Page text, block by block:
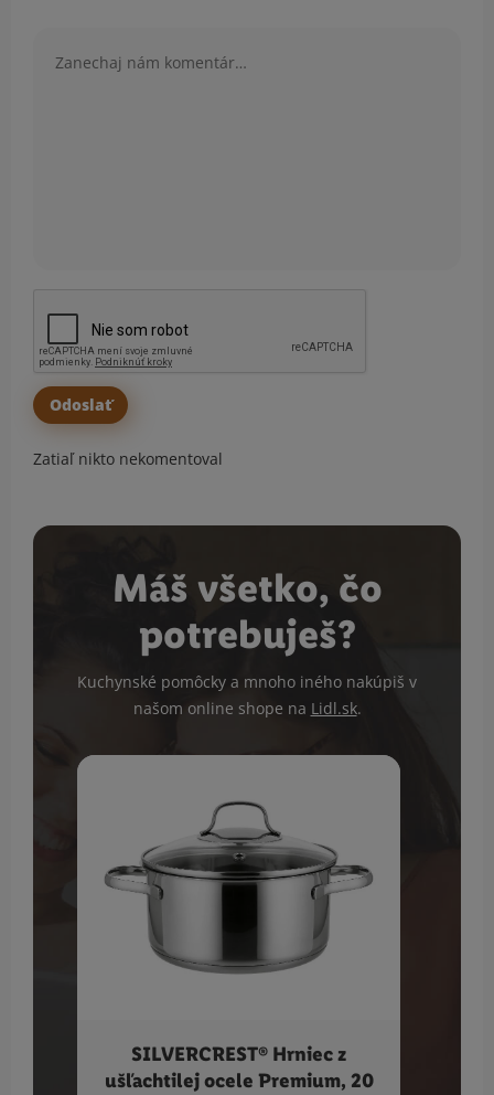
Zatiaľ nikto nekomentoval
Máš všetko, čo
potrebuješ?
Kuchynské pomôcky a mnoho iného nakúpiš v
našom online shope na Lidl.sk.
SILVERCREST® Hrniec z
ušľachtilej ocele Premium, 20